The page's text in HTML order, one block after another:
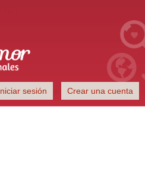
originales
sesión Crear una cuenta